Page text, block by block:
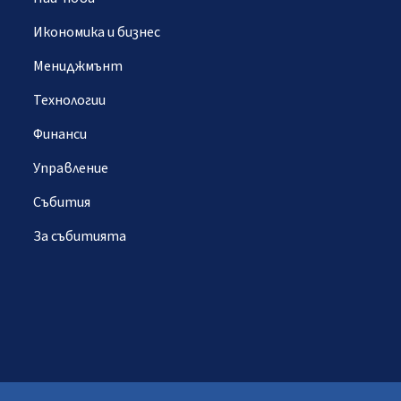
Икономика и бизнес
Мениджмънт
Технологии
Финанси
Управление
Събития
За събитията